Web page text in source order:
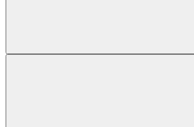
Suchen